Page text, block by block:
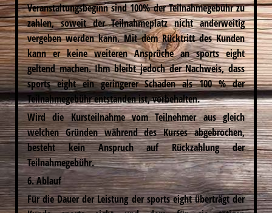
Veranstaltungsbeginn sind 100% der Teilnahmegebühr zu
zahlen, soweit der Teilnahmeplatz nicht anderweitig
vergeben werden kann. Mit dem Rücktritt des Kunden
kann er keine weiteren Ansprüche an sports eight
geltend machen. Ihm bleibt jedoch der Nachweis, dass
sports eight ein geringerer Schaden als 100 % der
Teilnahmegebühr entstanden ist, vorbehalten.
Wird die Kursteilnahme vom Teilnehmer aus gleich
welchen Gründen während des Kurses abgebrochen,
besteht kein Anspruch auf Rückzahlung der
Teilnahmegebühr.
6. Ablauf
Für die Dauer der Leistung der sports eight überträgt der